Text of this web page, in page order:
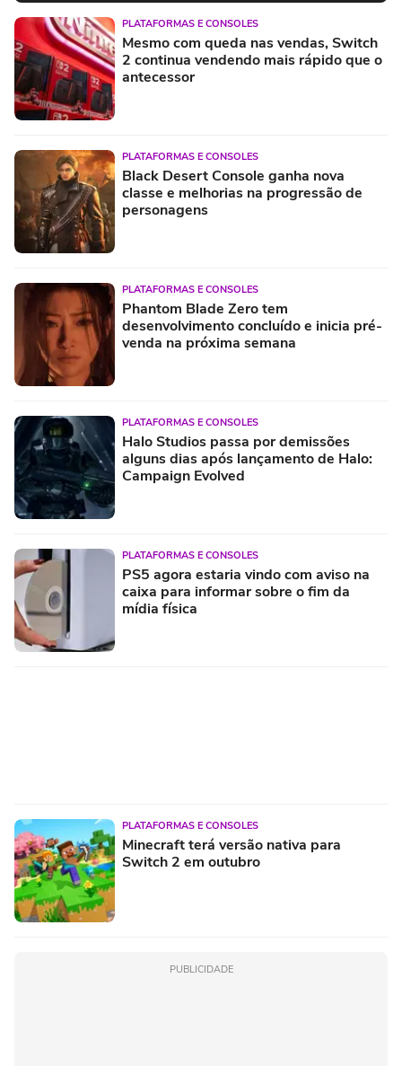
PLATAFORMAS E CONSOLES
Mesmo com queda nas vendas, Switch
2 continua vendendo mais rápido que o
antecessor
PLATAFORMAS E CONSOLES
Black Desert Console ganha nova
classe e melhorias na progressão de
personagens
PLATAFORMAS E CONSOLES
Phantom Blade Zero tem
desenvolvimento concluído e inicia pré-
venda na próxima semana
PLATAFORMAS E CONSOLES
Halo Studios passa por demissões
alguns dias após lançamento de Halo:
Campaign Evolved
PLATAFORMAS E CONSOLES
PS5 agora estaria vindo com aviso na
caixa para informar sobre o fim da
mídia física
PLATAFORMAS E CONSOLES
Minecraft terá versão nativa para
Switch 2 em outubro
PUBLICIDADE